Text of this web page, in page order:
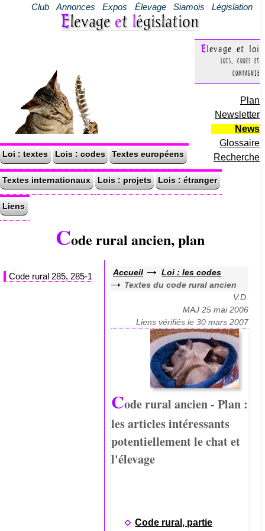
Club Annonces Expos Élevage Siamois Législation
Elevage et législation
Elevage et loi
Lois, codes et
compagnie
Plan
Newsletter
News
Glossaire
Recherche
Loi : textes Lois : codes Textes européens
Textes internationaux Lois : projets Lois : étranger
Liens
Code rural ancien, plan
Code rural 285, 285-1 Accueil
Loi : les codes
Textes du code rural ancien
V.D.
MAJ 25 mai 2006
Liens vérifiés le 30 mars 2007
Code rural ancien - Plan :
les articles intéressants
potentiellement le chat et
l'élevage
Code rural, partie